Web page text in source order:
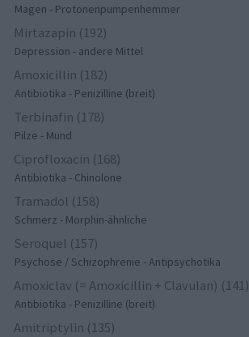
Magen - Protonenpumpenhemmer
Mirtazapin (192)
Depression - andere Mittel
Amoxicillin (182)
Antibiotika - Penizilline (breit)
Terbinafin (178)
Pilze - Mund
Ciprofloxacin (168)
Antibiotika - Chinolone
Tramadol (158)
Schmerz - Morphin-ähnliche
Seroquel (157)
Psychose / Schizophrenie - Antipsychotika
Amoxiclav (= Amoxicillin + Clavulan) (141)
Antibiotika - Penizilline (breit)
Amitriptylin (135)